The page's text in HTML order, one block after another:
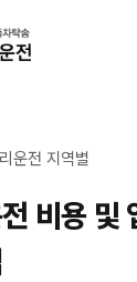
운전 지역별
비용 및